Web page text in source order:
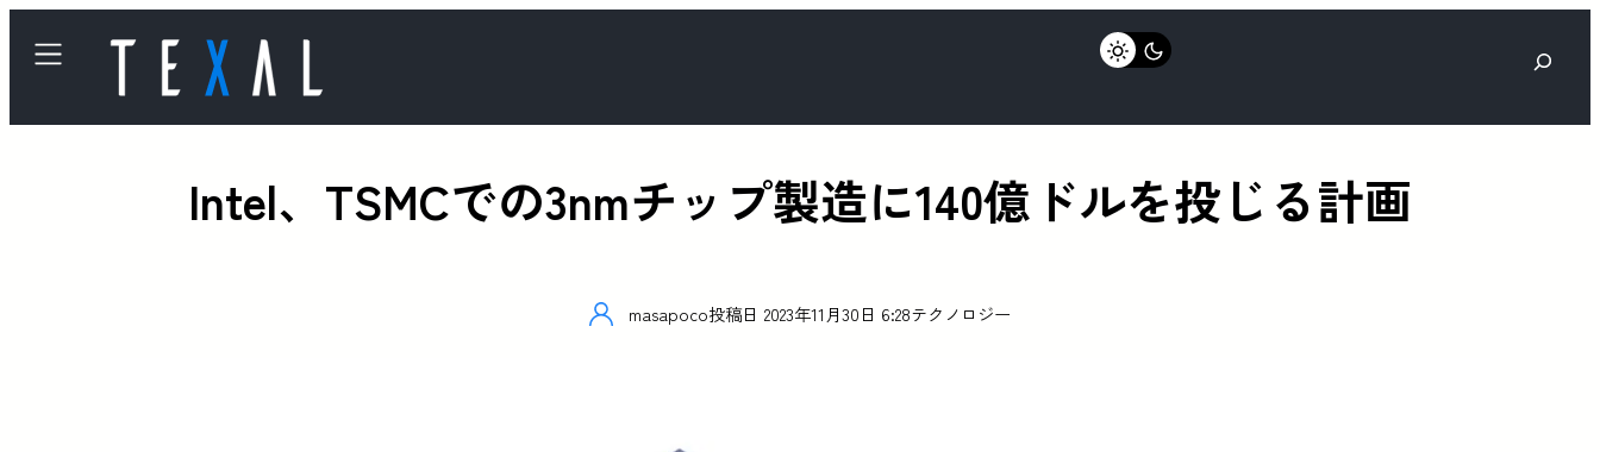
検
Intel、TSMCでの3nmチップ製造に140億ドルを投じる計画
masapoco投稿日 2023年11月30日 6:28テクノロジー